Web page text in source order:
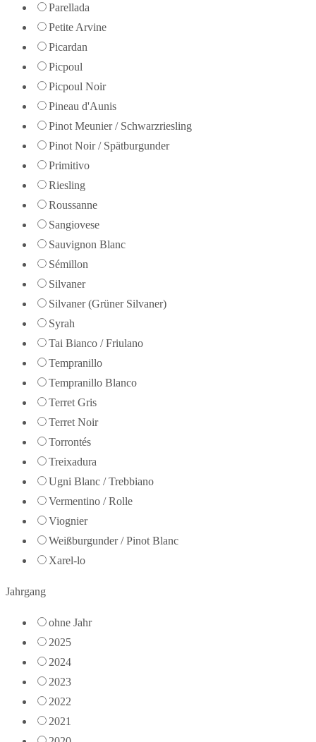
Parellada
Petite Arvine
Picardan
Picpoul
Picpoul Noir
Pineau d'Aunis
Pinot Meunier / Schwarzriesling
Pinot Noir / Spätburgunder
Primitivo
Riesling
Roussanne
Sangiovese
Sauvignon Blanc
Sémillon
Silvaner
Silvaner (Grüner Silvaner)
Syrah
Tai Bianco / Friulano
Tempranillo
Tempranillo Blanco
Terret Gris
Terret Noir
Torrontés
Treixadura
Ugni Blanc / Trebbiano
Vermentino / Rolle
Viognier
Weißburgunder / Pinot Blanc
Xarel-lo
Jahrgang
ohne Jahr
2025
2024
2023
2022
2021